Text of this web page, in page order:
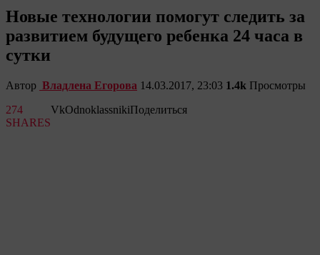
Новые технологии помогут следить за
развитием будущего ребенка 24 часа в
сутки
Автор Владлена Егорова 14.03.2017, 23:03 1.4k Просмотры
274
SHARES
VkOdnoklassnikiПоделиться